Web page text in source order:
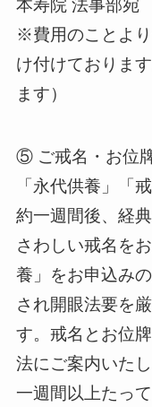
本寿院 法事部宛
※費用のことよ
け付けておりま
ます）
⑤ ご戒名・お位
「永代供養」「
約一週間後、経
さわしい戒名を
養」をお申込み
され開眼法要を
す。戒名とお位
法にご案内いた
一週間以上たっ